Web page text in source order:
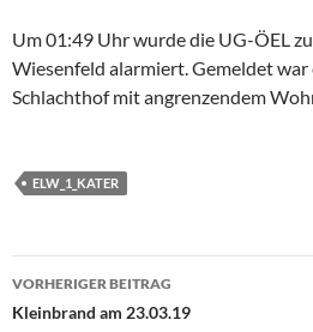
Um 01:49 Uhr wurde die UG-ÖEL
Wiesenfeld alarmiert. Gemeldet war
Schlachthof mit angrenzendem
ELW_1_KATER
Beitragsnavigation
VORHERIGER BEITRAG
Kleinbrand am 23.03.19